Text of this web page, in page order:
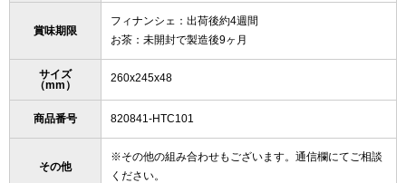
賞味期限
フィナンシェ：出荷後約4週間
お茶：未開封で製造後9ヶ月
サイズ
（mm）
260x245x48
商品番号 820841-HTC101
その他
※その他の組み合わせもございます。通信欄にてご相談
ください。